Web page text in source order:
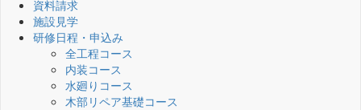
資料請求
施設見学
研修日程・申込み
全工程コース
内装コース
水廻りコース
木部リペア基礎コース